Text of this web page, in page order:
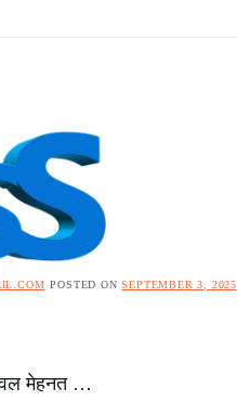
POSTED ONSEPTEMBER 3, 2025
मेहनत …